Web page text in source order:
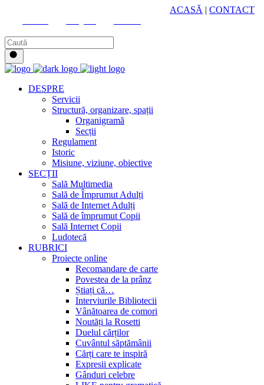
ACASĂ | CONTACT
DESPRE
Servicii
Structură, organizare, spații
Organigramă
Secții
Regulament
Istoric
Misiune, viziune, obiective
SECȚII
Sală Multimedia
Sală de Împrumut Adulți
Sală de Internet Adulți
Sală de împrumut Copii
Sală Internet Copii
Ludotecă
RUBRICI
Proiecte online
Recomandare de carte
Povestea de la prânz
Știați că…
Interviurile Bibliotecii
Vânătoarea de comori
Noutăți la Rosetti
Duelul cărților
Cuvântul săptămânii
Cărți care te inspiră
Expresii explicate
Gânduri celebre